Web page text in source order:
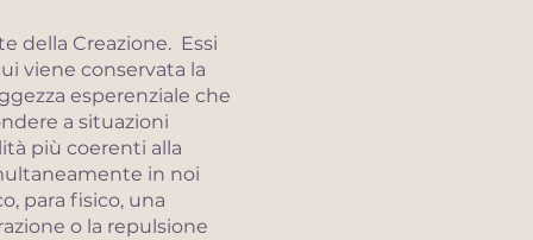
della Creazione. Essi
viene conservata la
esperenziale che
a situazioni
più coerenti alla
in noi
para fisico, una
o la repulsione